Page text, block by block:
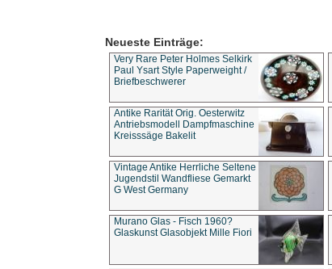
Neueste Einträge:
Very Rare Peter Holmes Selkirk
Paul Ysart Style Paperweight /
Briefbeschwerer
Antike Rarität Orig. Oesterwitz
Antriebsmodell Dampfmaschine
Kreisssäge Bakelit
Vintage Antike Herrliche Seltene
Jugendstil Wandfliese Gemarkt
G West Germany
Murano Glas - Fisch 1960?
Glaskunst Glasobjekt Mille Fiori